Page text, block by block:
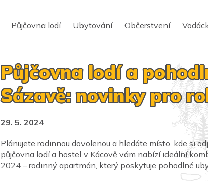
Půjčovna lodí Ubytování Občerstvení
Půjčovna lodí a
Sázavě: novinky pro
29. 5. 2024
Plánujete rodinnou dovolenou a hledáte místo, kde si
půjčovna lodí a hostel v Kácově vám nabízí ideální
2024 – rodinný apartmán, který poskytuje pohodlné